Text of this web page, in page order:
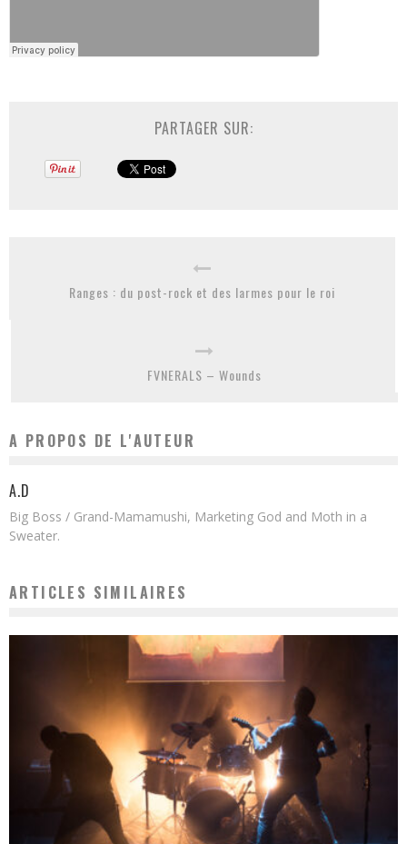
PARTAGER SUR:
Ranges : du post-rock et des larmes pour le roi
FVNERALS – Wounds
A PROPOS DE L'AUTEUR
A.D
Big Boss / Grand-Mamamushi, Marketing God and Moth in a
Sweater.
ARTICLES SIMILAIRES